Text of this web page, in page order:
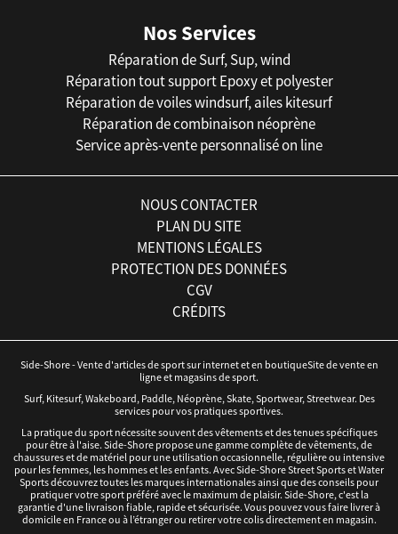
Nos Services
Réparation de Surf, Sup, wind
Réparation tout support Epoxy et polyester
Réparation de voiles windsurf, ailes kitesurf
Réparation de combinaison néoprène
Service après-vente personnalisé on line
NOUS CONTACTER
PLAN DU SITE
MENTIONS LÉGALES
PROTECTION DES DONNÉES
CGV
CRÉDITS
Side-Shore - Vente d'articles de sport sur internet et en boutiqueSite de vente en
ligne et magasins de sport.
Surf, Kitesurf, Wakeboard, Paddle, Néoprène, Skate, Sportwear, Streetwear. Des
services pour vos pratiques sportives.
La pratique du sport nécessite souvent des vêtements et des tenues spécifiques
pour être à l'aise. Side-Shore propose une gamme complète de vêtements, de
chaussures et de matériel pour une utilisation occasionnelle, régulière ou intensive
pour les femmes, les hommes et les enfants. Avec Side-Shore Street Sports et Water
Sports découvrez toutes les marques internationales ainsi que des conseils pour
pratiquer votre sport préféré avec le maximum de plaisir. Side-Shore, c'est la
garantie d'une livraison fiable, rapide et sécurisée. Vous pouvez vous faire livrer à
domicile en France ou à l’étranger ou retirer votre colis directement en magasin.